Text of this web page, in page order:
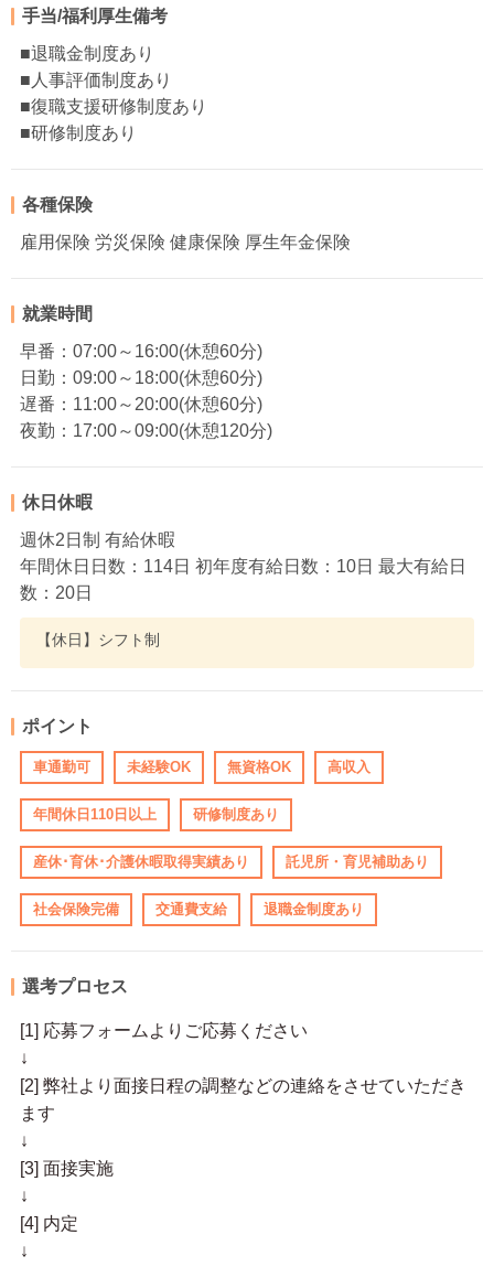
手当/福利厚生備考
■退職金制度あり
■人事評価制度あり
■復職支援研修制度あり
■研修制度あり
各種保険
雇用保険 労災保険 健康保険 厚生年金保険
就業時間
早番：07:00～16:00(休憩60分)
日勤：09:00～18:00(休憩60分)
遅番：11:00～20:00(休憩60分)
夜勤：17:00～09:00(休憩120分)
休日休暇
週休2日制 有給休暇
年間休日日数：114日 初年度有給日数：10日 最大有給日
数：20日
【休日】シフト制
ポイント
車通勤可 未経験OK 無資格OK 高収入
年間休日110日以上 研修制度あり
産休･育休･介護休暇取得実績あり 託児所・育児補助あり
社会保険完備 交通費支給 退職金制度あり
選考プロセス
[1] 応募フォームよりご応募ください
↓
[2] 弊社より面接日程の調整などの連絡をさせていただき
ます
↓
[3] 面接実施
↓
[4] 内定
↓